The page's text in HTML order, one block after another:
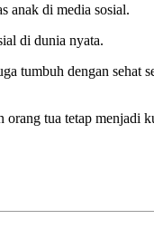
anak di media sosial.
di dunia nyata.
tumbuh dengan sehat
orang tua tetap menjadi